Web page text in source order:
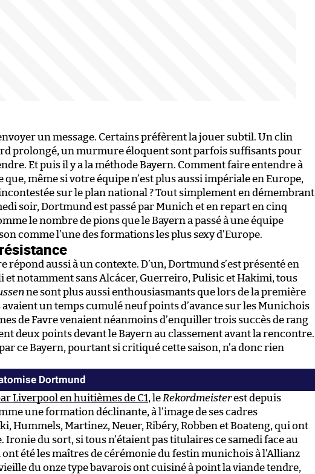
un message. Certains préfèrent la jouer subtil. Un clin
prolongé, un murmure éloquent sont parfois suffisants pour
Et puis il y a la méthode Bayern. Comment faire entendre à
que, même si votre équipe n’est plus aussi impériale en Europe,
sur le plan national ? Tout simplement en démembrant
soir, Dortmund est passé par Munich et en repart en cinq
le nombre de pions que le Bayern a passé à une équipe
comme l’une des formations les plus sexy d’Europe.
répond aussi à un contexte. D’un, Dortmund s’est présenté en
et notamment sans Alcácer, Guerreiro, Pulisic et Hakimi, tous
ne sont plus aussi enthousiasmants que lors de la première
avaient un temps cumulé neuf points d’avance sur les Munichois
de Favre venaient néanmoins d’enquiller trois succès de rang
deux points devant le Bayern au classement avant la rencontre.
ce Bayern, pourtant si critiqué cette saison, n’a donc rien
Dortmund
Liverpool en huitièmes de C1, le Rekordmeisterest depuis
une formation déclinante, à l’image de ses cadres
Hummels, Martinez, Neuer, Ribéry, Robben et Boateng, qui ont
Ironie du sort, si tous n’étaient pas titulaires ce samedi face au
ont été les maîtres de cérémonie du festin munichois à l’Allianz
du onze type bavarois ont cuisiné à point la viande tendre,